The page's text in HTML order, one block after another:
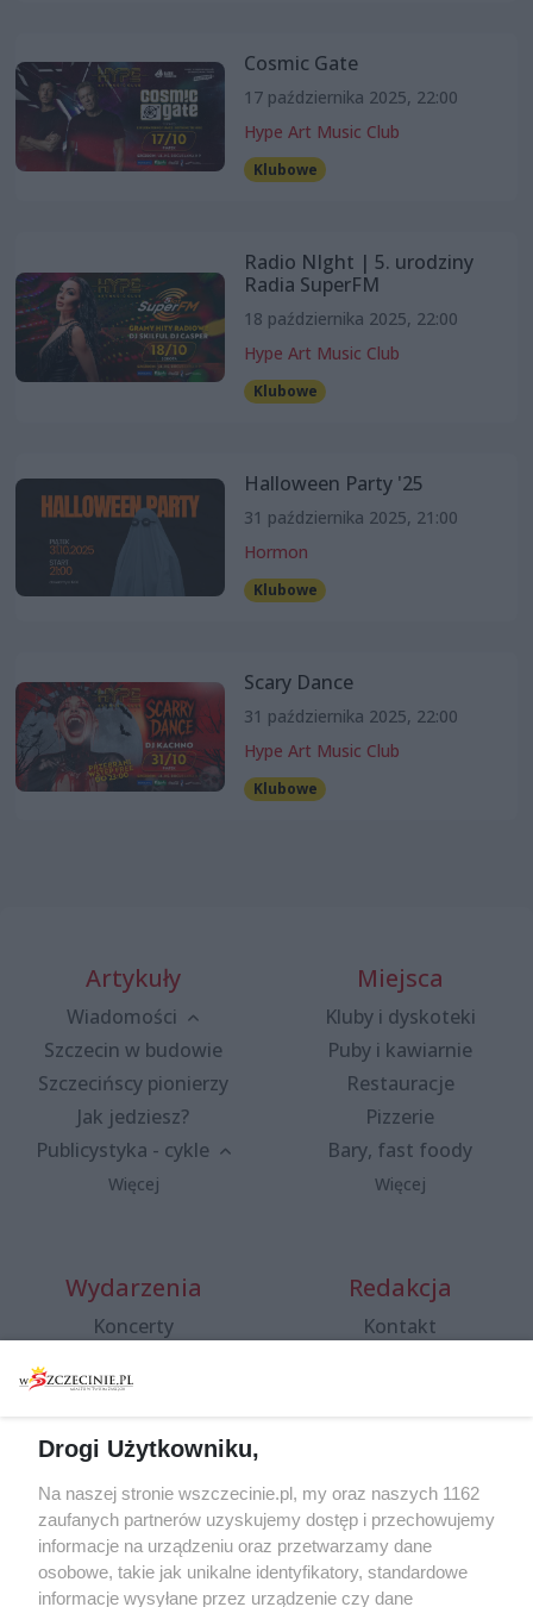
Cosmic Gate
17 października 2025, 22:00
Hype Art Music Club
Klubowe
Radio NIght | 5. urodziny
Radia SuperFM
18 października 2025, 22:00
Hype Art Music Club
Klubowe
Halloween Party '25
31 października 2025, 21:00
Hormon
Klubowe
Scary Dance
31 października 2025, 22:00
Hype Art Music Club
Klubowe
Artykuły
Wiadomości
Szczecin w budowie
Szczecińscy pionierzy
Jak jedziesz?
Publicystyka - cykle
Więcej
Miejsca
Kluby i dyskoteki
Puby i kawiarnie
Restauracje
Pizzerie
Bary, fast foody
Więcej
Wydarzenia
Koncerty
Spacery i oprowadzania
targi
Wernisaże
Więcej
Redakcja
Kontakt
Specjalny koncert z okazji
20. urodzin portalu
wSzczecinie.pl
Regulamin konkursów
Drogi Użytkowniku,
Na naszej stronie wszczecinie.pl, my oraz naszych 1162
zaufanych partnerów uzyskujemy dostęp i przechowujemy
informacje na urządzeniu oraz przetwarzamy dane
osobowe, takie jak unikalne identyfikatory, standardowe
informacje wysyłane przez urządzenie czy dane